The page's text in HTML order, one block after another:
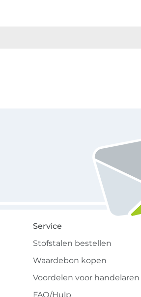
Service
Stofstalen bestellen
Waardebon kopen
Voordelen voor handelaren
FAQ/Hulp